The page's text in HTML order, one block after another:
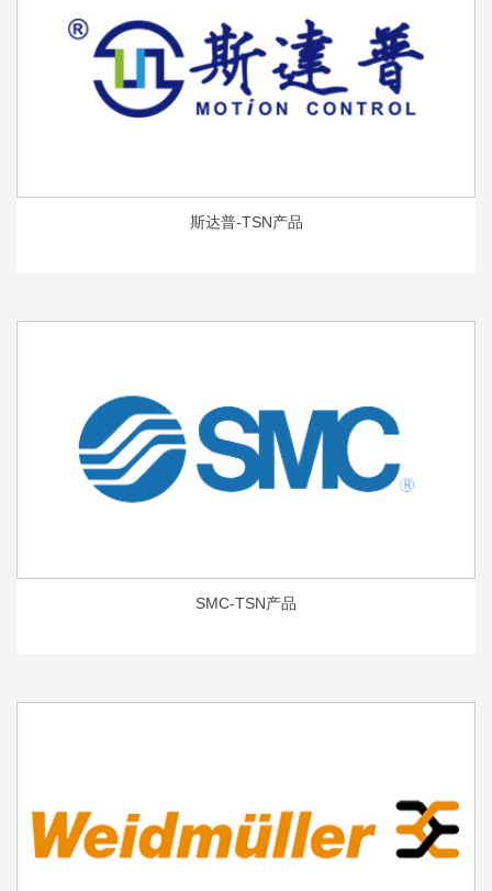
斯达普-TSN产品
SMC-TSN产品